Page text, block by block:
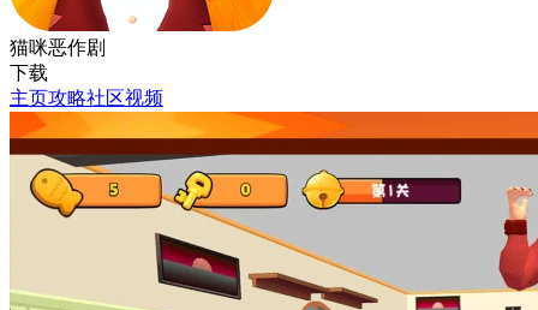
猫咪恶作剧
下载
主页攻略社区视频